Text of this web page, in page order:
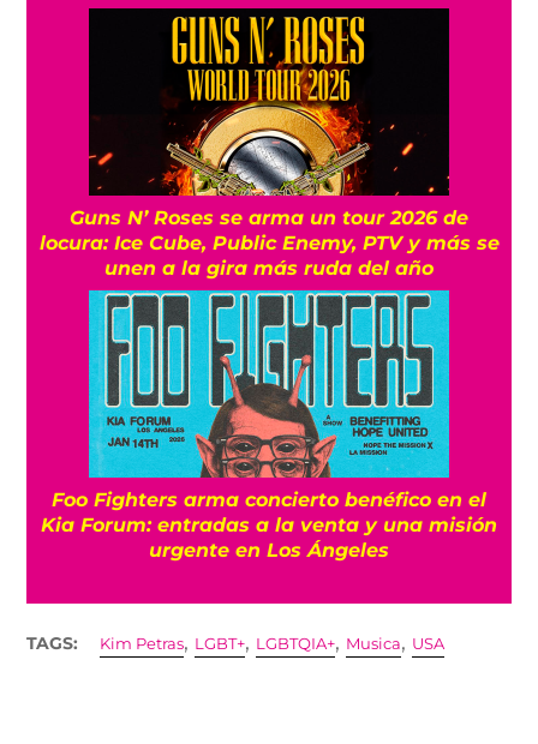
Guns N’ Roses se arma un tour 2026 de
locura: Ice Cube, Public Enemy, PTV y más se
unen a la gira más ruda del año
Foo Fighters arma concierto benéfico en el
Kia Forum: entradas a la venta y una misión
urgente en Los Ángeles
TAGS: Kim Petras, LGBT+, LGBTQIA+, Musica, USA